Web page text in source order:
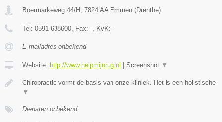
Boermarkeweg 44/H 7824 AA Emmen (Drenthe)
Tel: 0591-638600 , Fax: - , KvK: -
E-mailadres onbekend
Website: http://www.helpmijnrug.nl | Screenshot ▼
Chiropractie vormt de basis van onze kliniek. Het is een holistische
▼
Diensten onbekend